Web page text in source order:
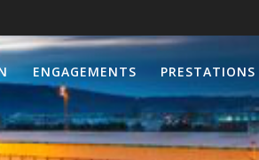
ENGAGEMENTS PRESTATIONS